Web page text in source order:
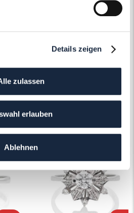
Details zeigen
zulassen
erlauben
Ablehnen
auch gefallen!